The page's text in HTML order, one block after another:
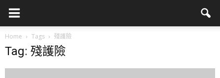
Home Tags 殘護險
Tag: 殘護險